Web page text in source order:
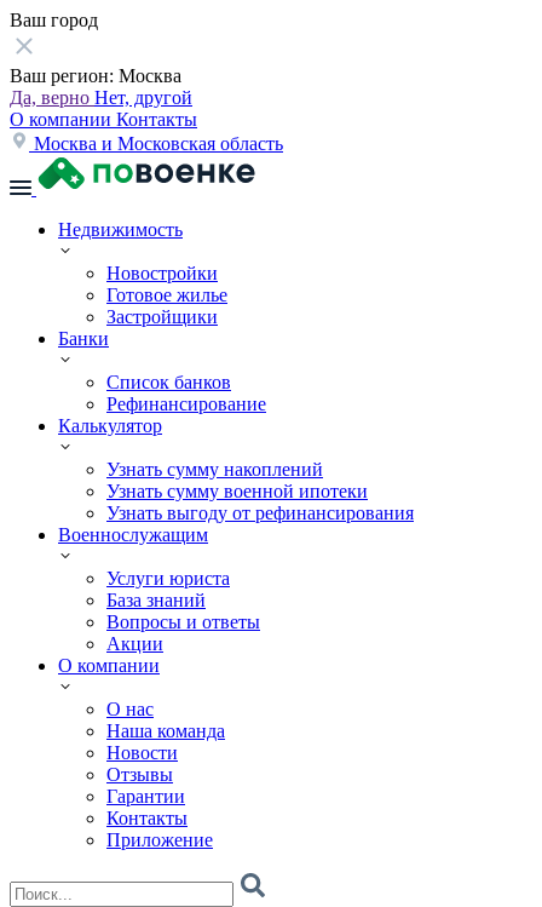
Ваш город
Ваш регион: Москва
Да, верно Нет, другой
О компании Контакты
Москва и Московская область
Недвижимость
Новостройки
Готовое жилье
Застройщики
Банки
Список банков
Рефинансирование
Калькулятор
Узнать сумму накоплений
Узнать сумму военной ипотеки
Узнать выгоду от рефинансирования
Военнослужащим
Услуги юриста
База знаний
Вопросы и ответы
Акции
О компании
О нас
Наша команда
Новости
Отзывы
Гарантии
Контакты
Приложение